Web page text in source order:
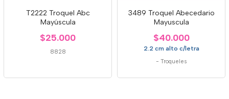
T2222 Troquel Abc
Mayúscula
$25.000
8828
3489 Troquel Abecedario
Mayuscula
$40.000
2.2 cm alto c/letra
- Troqueles